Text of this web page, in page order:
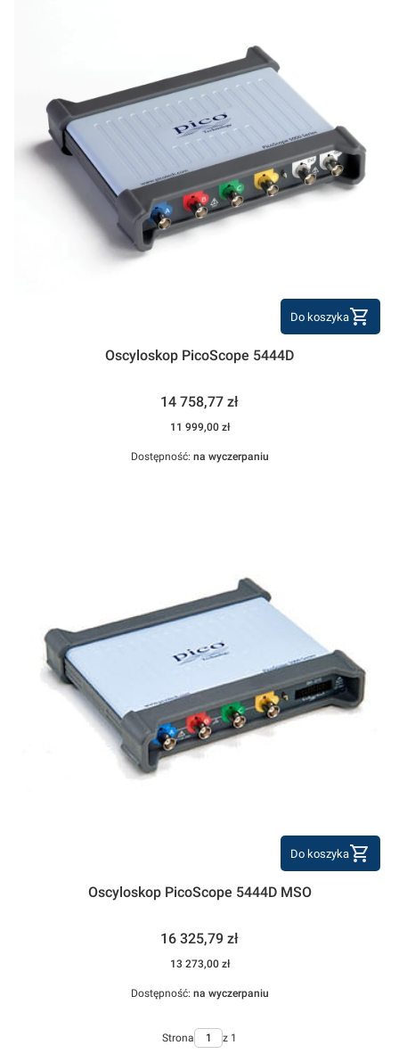
Do koszyka
Oscyloskop PicoScope 5444D
Cena
14 758,77 zł
Cena
11 999,00 zł
Dostępność: na wyczerpaniu
Do koszyka
Oscyloskop PicoScope 5444D MSO
Cena
16 325,79 zł
Cena
13 273,00 zł
Dostępność: na wyczerpaniu
Strona z 1